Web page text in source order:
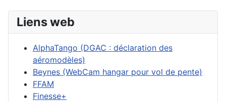
Liens web
AlphaTango (DGAC : déclaration des
aéromodèles)
Beynes (WebCam hangar pour vol de pente)
FFAM
Finesse+